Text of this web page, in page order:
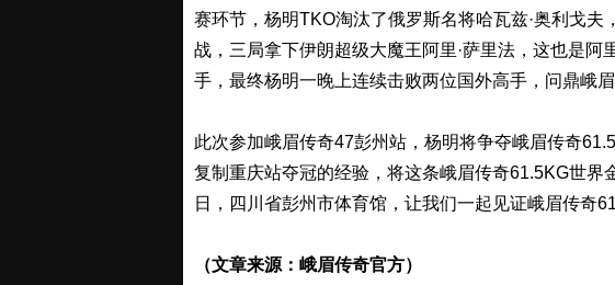
赛环节，杨明TKO淘汰了俄罗斯名将哈瓦兹·奥利戈夫
战，三局拿下伊朗超级大魔王阿里·萨里法，这也是阿
手，最终杨明一晚上连续击败两位国外高手，问鼎峨
此次参加峨眉传奇47彭州站，杨明将争夺峨眉传奇
复制重庆站夺冠的经验，将这条峨眉传奇61.5KG世界
日，四川省彭州市体育馆，让我们一起见证峨眉传奇
（文章来源：峨眉传奇官方）